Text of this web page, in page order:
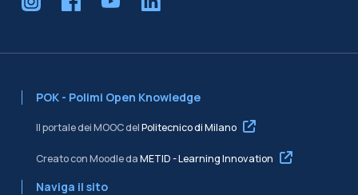
POK - Polimi Open Knowledge
Il portale dei MOOC delPolitecnico di Milano
Creato con Moodle daMETID - Learning Innovation
Naviga il sito